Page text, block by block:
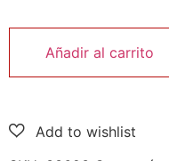
Añadir al carrito